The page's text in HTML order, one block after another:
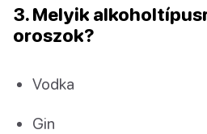
3. Melyik
oroszok?
Vodka
Gin